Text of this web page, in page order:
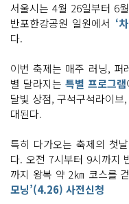
서울시는 4월 26일부터 6
반포한강공원 일원에서 ‘
다.
이번 축제는 매주 러닝, 퍼
별 달라지는특별 프로그램
달빛 상점, 구석구석라이
대된다.
특히 다가오는 축제의 첫
다. 오전 7시부터 9시까지
까지 왕복 약 2㎞ 코스를
모닝’(4.26) 사전신청